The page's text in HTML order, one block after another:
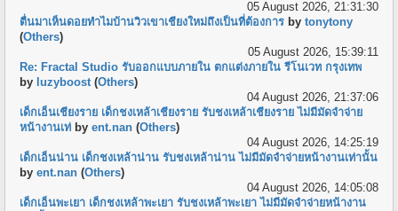
05 August 2026, 21:31:30
ตื่นมาเห็นดอยทำไมบ้านวิวเขาเชียงใหม่ถึงเป็นที่ต้องการ bytonytony
(Others)
05 August 2026, 15:39:11
Re: Fractal Studio รับออกแบบภายใน ตกแต่งภายใน รีโนเวท กรุงเทพ
by luzyboost(Others)
04 August 2026, 21:37:06
เด็กเอ็นเชียงราย เด็กชงเหล้าเชียงราย รับชงเหล้าเชียงราย ไม่มีมัดจำจ่าย
หน้างานเท่ byent.nan (Others)
04 August 2026, 14:25:19
เด็กเอ็นน่าน เด็กชงเหล้าน่าน รับชงเหล้าน่าน ไม่มีมัดจำจ่ายหน้างานเท่านั้น
byent.nan (Others)
04 August 2026, 14:05:08
เด็กเอ็นพะเยา เด็กชงเหล้าพะเยา รับชงเหล้าพะเยา ไม่มีมัดจำจ่ายหน้างาน